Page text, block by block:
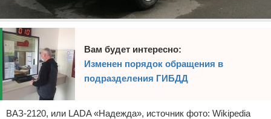
Вам будет интересно:
Изменен порядок обращения в
подразделения ГИБДД
ВАЗ-2120, или LADA «Надежда», источник фото: Wikipedia